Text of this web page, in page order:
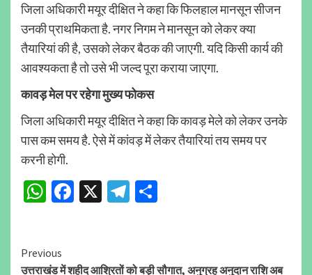
जिला अधिकारी मयूर दीक्षित ने कहा कि फिलहाल मानसून सीजन
उनकी प्राथमिकता है. नगर निगम ने मानसून को लेकर क्या
तैयारियां की है, उसको लेकर बैठक की जाएगी. यदि किसी कार्य की
आवश्यकता है तो उसे भी जल्द पूरा कराया जाएगा.
कावड़ मेल पर रहेगा मुख्य फोकस
जिला अधिकारी मयूर दीक्षित ने कहा कि कावड़ मेले को लेकर उनके
पास कम समय है. ऐसे में कांवड़ में लेकर तैयारियां तय समय पर
करनी होगी.
WhatsApp
Facebook
X Telegram
Continue
Previous
उत्तराखंड में शहीद आश्रितों को बड़ी सौगात, अनुग्रह अनुदान राशि अब